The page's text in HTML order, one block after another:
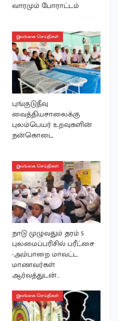
வாரமும் போராட்டம்
இலங்கை செய்திகள்
புங்குடுதீவு
வைத்தியசாலைக்கு
புலம்பெயர் உறவுகளின்
நன்கொடை
இலங்கை செய்திகள்
நாடு முழுவதும் தரம் 5
புலமைப்பரிசில் பரீட்சை
-அம்பாறை மாவட்ட
மாணவர்கள்
ஆர்வத்துடன்…
இலங்கை செய்திகள்